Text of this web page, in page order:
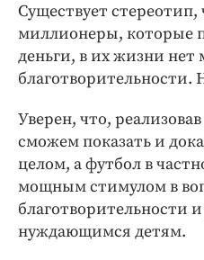
Существует
миллионеры, которые
деньги, в их жизни нет
благотворительности.
Уверен, что,
сможем показать и
целом, а футбол в
мощным стимулом в
благотворительности
нуждающимся детям.